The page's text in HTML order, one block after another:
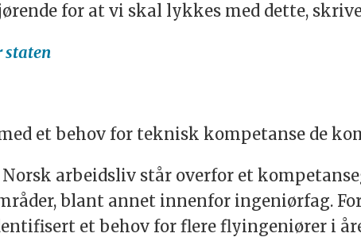
for at vi skal lykkes med dette,
staten
et behov for teknisk kompetanse de
arbeidsliv står overfor et
blant annet innenfor ingeniørfag.
et behov for flere flyingeniører i